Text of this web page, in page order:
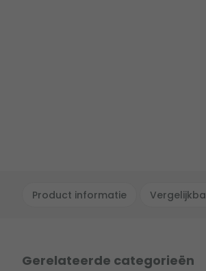
Product informatie
Gerelateerde categorieën